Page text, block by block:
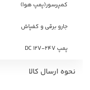
کمپرسور(پمپ هوا)
جارو برقی و کفپاش
پمپ DC 12V-24V
نحوه ارسال کالا